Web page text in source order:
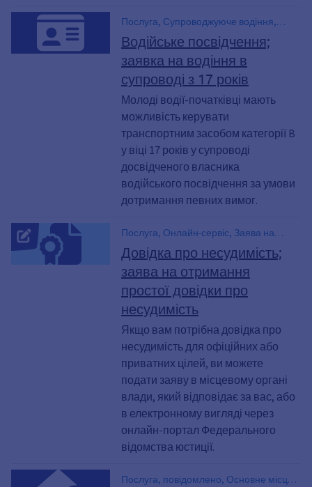
Послуга, Супроводжуюче водіння,
BF17, привід 17, Поїздка з
супроводжуючою особою, Водійське
посвідчення в Баварії, Водійське
посвідчення за адресою Баварія, 17
Водійське посвідчення;
заявка на водіння в
супроводі з 17 років
Молоді водії-початківці мають
можливість керувати
транспортним засобом категорії B
у віці 17 років у супроводі
досвідченого власника
водійського посвідчення за умови
дотримання певних вимог.
Послуга, Онлайн-сервіс, Заява на
отримання довідки про несудимість,
Інформація про попередні судимості,
Довідка про несудимість, Тип
документа 0, Тип документа N, Тип
документа O, Тип документа P,
Федеральний центральний реєстр,
довідка про відсутність судимості,
Подати заявку на отримання довідки
про несудимість, Довідка про
несудимість для офіційних цілей,
Подати заявку на отримання довідки
про несудимість, Сертифікат
приватного управління, Витяг з реєстру
судимостей, Довідка про відсутність
судимості
Довідка про несудимість;
заява на отримання
простої довідки про
несудимість
Якщо вам потрібна довідка про
несудимість для офіційних або
приватних цілей, ви можете
подати заяву в місцевому органі
влади, який відповідає за вас, або
в електронному вигляді через
онлайн-портал Федерального
відомства юстиції.
Послуга, повідомлено, Основне місце